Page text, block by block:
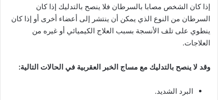
إذا كان الشخص مصابا بالسرطان فلا ينصح بالتدليك إذا كان
السرطان من النوع الذي يمكن أن ينتشر إلى أعضاء أخرى أو إذا كان
ينطوي على تلف الأنسجة بسبب العلاج الكيميائي أو غيره من
العلاجات.
وقد لا ينصح بالتدليك مع مساج الخبر العقربية في الحالات التالية:
البرد الشديد.